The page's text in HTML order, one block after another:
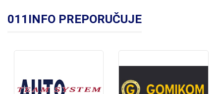
011INFO PREPORUČUJE